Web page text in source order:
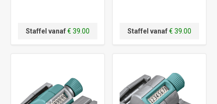
Staffel vanaf€ 39.00 Staffel vanaf€ 39.00